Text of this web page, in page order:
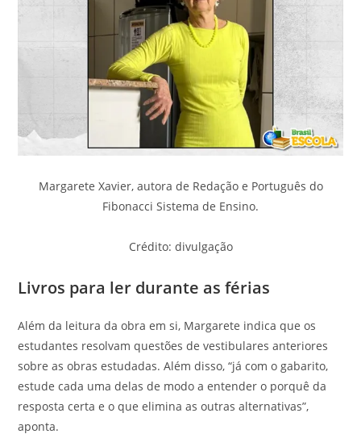
Margarete Xavier, autora de Redação e Português do
Fibonacci Sistema de Ensino.
Crédito: divulgação
Livros para ler durante as férias
Além da leitura da obra em si, Margarete indica que os
estudantes resolvam questões de vestibulares anteriores
sobre as obras estudadas. Além disso, “já com o gabarito,
estude cada uma delas de modo a entender o porquê da
resposta certa e o que elimina as outras alternativas”,
aponta.